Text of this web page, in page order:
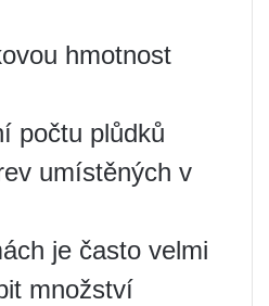
hmotnost
počtu plůdků
umístěných v
je často velmi
množství